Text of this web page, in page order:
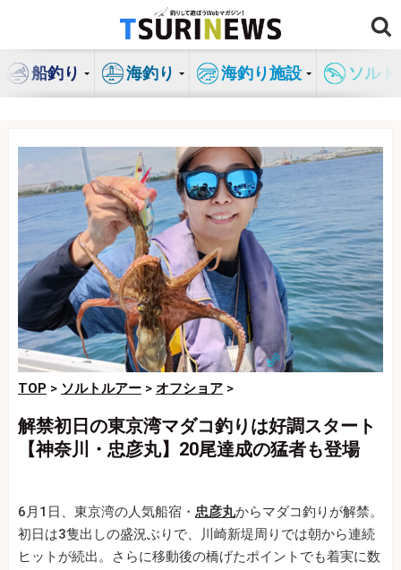
ン
船釣り 海釣り 海釣り施設 ソル
TOP > ソルトルアー > オフショア >
解禁初日の東京湾マダコ釣りは好調スタート
【神奈川・忠彦丸】20尾達成の猛者も登場
6月1日、東京湾の人気船宿・ 忠彦丸からマダコ釣りが解禁。
初日は3隻出しの盛況ぶりで、川崎新堤周りでは朝から連続
ヒットが続出。さらに移動後の橋げたポイントでも着実に数